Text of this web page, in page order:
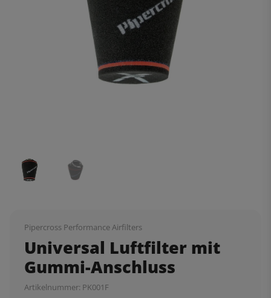
Pipercross Performance Airfilters
Universal Luftfilter mit
Gummi-Anschluss
Artikelnummer: PK001F